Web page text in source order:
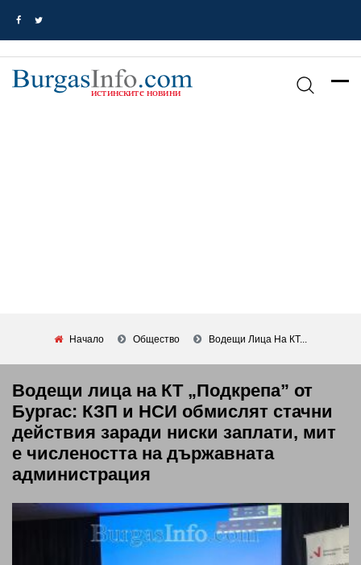
Начало Общество Водещи Лица На КТ...
Водещи лица на КТ „Подкрепа” от
Бургас: КЗП и НСИ обмислят стачни
действия заради ниски заплати, мит
е числеността на държавната
администрация